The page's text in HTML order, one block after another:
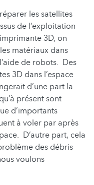
les satellites
de l’exploitation
3D, on
matériaux dans
de robots. Des
3D dans l’espace
d’une part la
présent sont
d’importants
à voler par après
D’autre part, cela
des débris
voulons